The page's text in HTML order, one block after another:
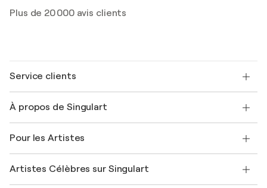
Plus de 20 000 avis clients
Service clients
Expédition
Offrir une carte cadeau
Rejoignez notre programme commercial
Mon compte
À propos de Singulart
FAQ
Magazine Singulart
Emplois
Pour les Artistes
Se connecter en tant qu'Artiste
Artistes Célèbres sur Singulart